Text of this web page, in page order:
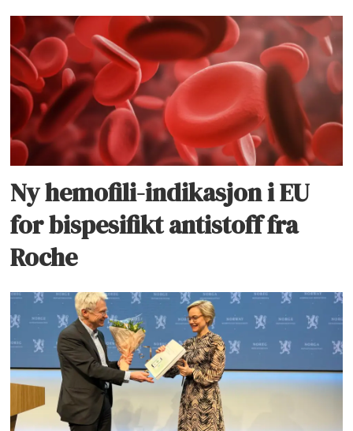
Ny hemofili-indikasjon i EU
for bispesifikt antistoff fra
Roche